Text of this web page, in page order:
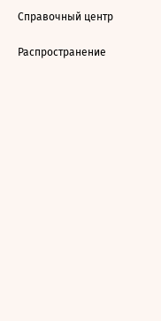
Справочный центр
Распространение